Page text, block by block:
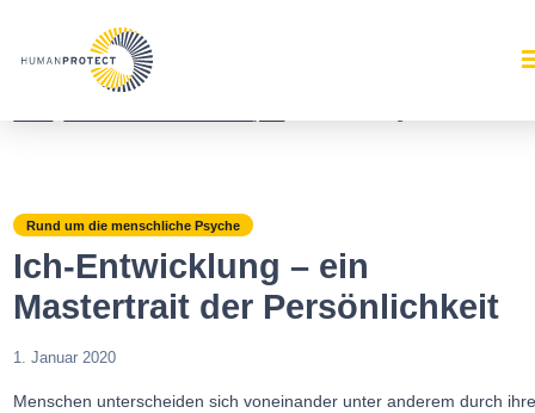
Rund um die menschliche Psyche
Ich-Entwicklung – ein
Mastertrait der Persönlichkeit
1. Januar 2020
Menschen unterscheiden sich voneinander unter anderem durch